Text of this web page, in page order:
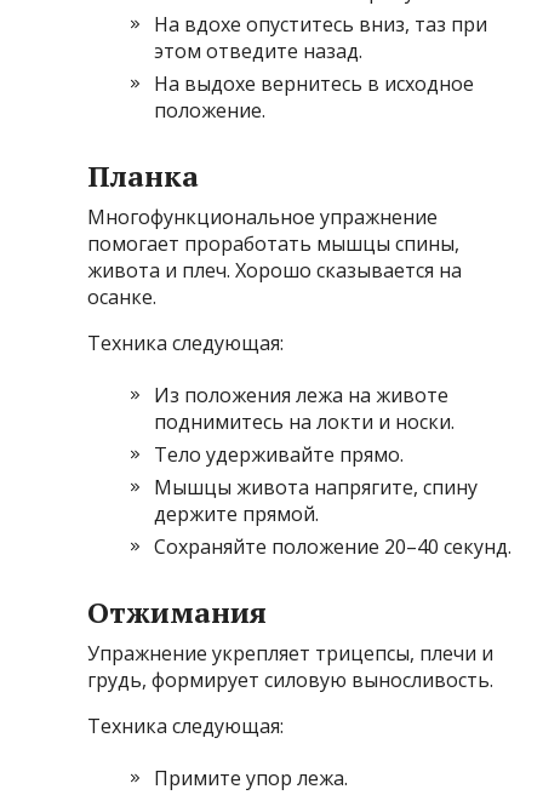
На вдохе опуститесь вниз, таз при
этом отведите назад.
На выдохе вернитесь в исходное
положение.
Планка
Многофункциональное упражнение
помогает проработать мышцы спины,
живота и плеч. Хорошо сказывается на
осанке.
Техника следующая:
Из положения лежа на животе
поднимитесь на локти и носки.
Тело удерживайте прямо.
Мышцы живота напрягите, спину
держите прямой.
Сохраняйте положение 20–40 секунд.
Отжимания
Упражнение укрепляет трицепсы, плечи и
грудь, формирует силовую выносливость.
Техника следующая:
Примите упор лежа.